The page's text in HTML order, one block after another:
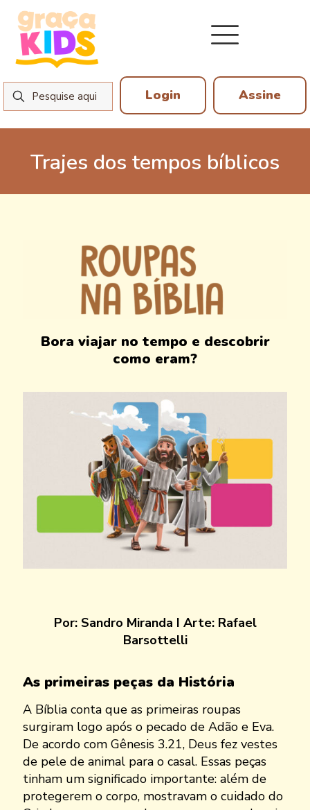
Login Assine
Trajes dos tempos bíblicos
Bora viajar no tempo e descobrir
como eram?
Por: Sandro Miranda I Arte: Rafael
Barsottelli
As primeiras peças da História
A Bíblia conta que as primeiras roupas
surgiram logo após o pecado de Adão e Eva.
De acordo com Gênesis 3.21, Deus fez vestes
de pele de animal para o casal. Essas peças
tinham um significado importante: além de
protegerem o corpo, mostravam o cuidado do